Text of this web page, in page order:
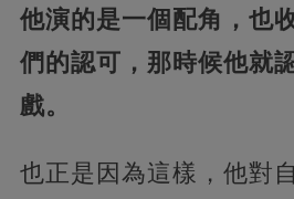
他演的是一個配角，也
們的認可，那時候他就
戲。
也正是因為這樣，他對